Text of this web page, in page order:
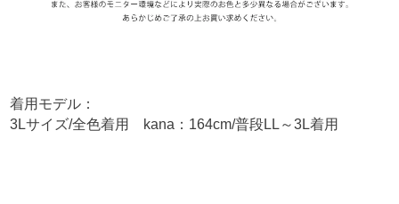
着用モデル：
3Lサイズ/全色着用 kana：164cm/普段LL～3L着用